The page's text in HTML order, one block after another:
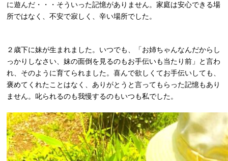
に遊んだ・・・そういった記憶がありません。家庭は安心できる場
所ではなく、不安で寂しく、辛い場所でした。
２歳下に妹が生まれました。いつでも、「お姉ちゃんなんだからし
っかりしなさい、妹の面倒を見るのもお手伝いも当たり前」と言わ
れ、そのように育てられました。喜んで欲しくてお手伝いしても、
褒めてくれたことはなく、ありがとうと言ってもらった記憶もあり
ません。叱られるのも我慢するのもいつも私でした。